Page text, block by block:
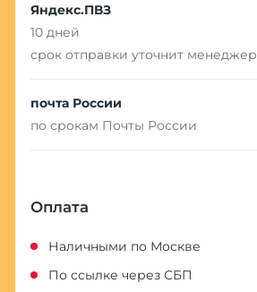
Яндекс.ПВЗ
10 дней
срок отправки уточнит менеджер
почта России
по срокам Почты России
Оплата
Наличными по Москве
По ссылке через СБП